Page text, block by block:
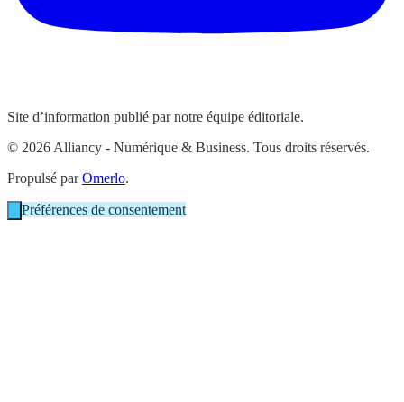
Site d’information publié par notre équipe éditoriale.
© 2026 Alliancy - Numérique & Business. Tous droits réservés.
Propulsé parOmerlo.
Préférences de consentement